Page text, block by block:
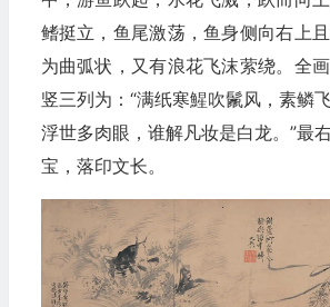
鳍挺立，鱼尾激荡，鱼身侧向右上
为曲弧状，又有浪花飞沫萦绕。全
竖三列为：“满纸寒鯹吹鬛风，素鳞
浮世多肉眼，谁解凡妆是白龙。”最
宝，落印文长。